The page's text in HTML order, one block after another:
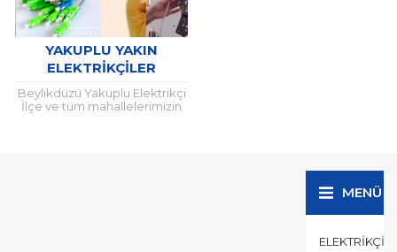
YAKUPLU YAKIN
ELEKTRIKÇILER
Beylikdüzü Yakuplu Elektrikçi
İlçe ve tüm mahallelerimizin
MENÜ
ELEKTRIKÇI